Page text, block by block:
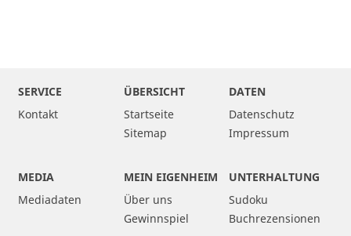
SERVICE
Kontakt
ÜBERSICHT
Startseite
Sitemap
DATEN
Datenschutz
Impressum
MEDIA
Mediadaten
MEIN EIGENHEIM
Über uns
Gewinnspiel
UNTERHALTUNG
Sudoku
Buchrezensionen